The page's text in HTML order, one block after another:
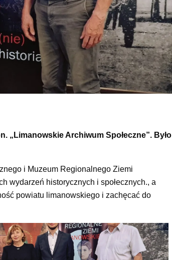
„Limanowskie Archiwum Społeczne”. Było
i Muzeum Regionalnego Ziemi
wydarzeń historycznych i społecznych., a
powiatu limanowskiego i zachęcać do